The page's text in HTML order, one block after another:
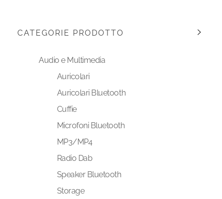
CATEGORIE PRODOTTO
Audio e Multimedia
Auricolari
Auricolari Bluetooth
Cuffie
Microfoni Bluetooth
MP3/MP4
Radio Dab
Speaker Bluetooth
Storage